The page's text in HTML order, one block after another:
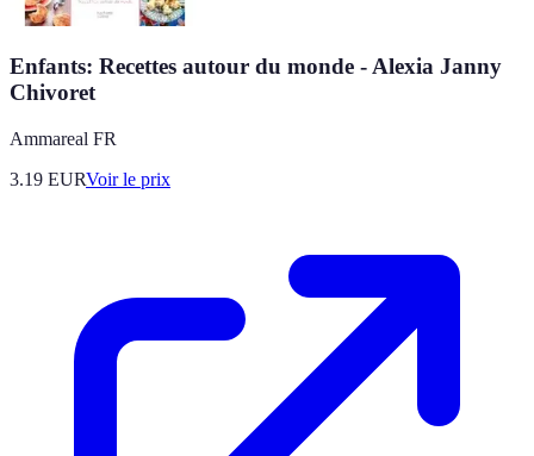
Enfants: Recettes autour du monde - Alexia Janny
Chivoret
Ammareal FR
3.19 EURVoir le prix